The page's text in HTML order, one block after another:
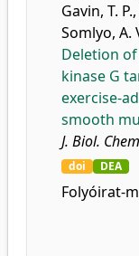
Gavin, T. P.,
Somlyo, A.
Deletion
kinase G
exercise-
smooth
J. Biol.
doi DEA
Folyóirat-